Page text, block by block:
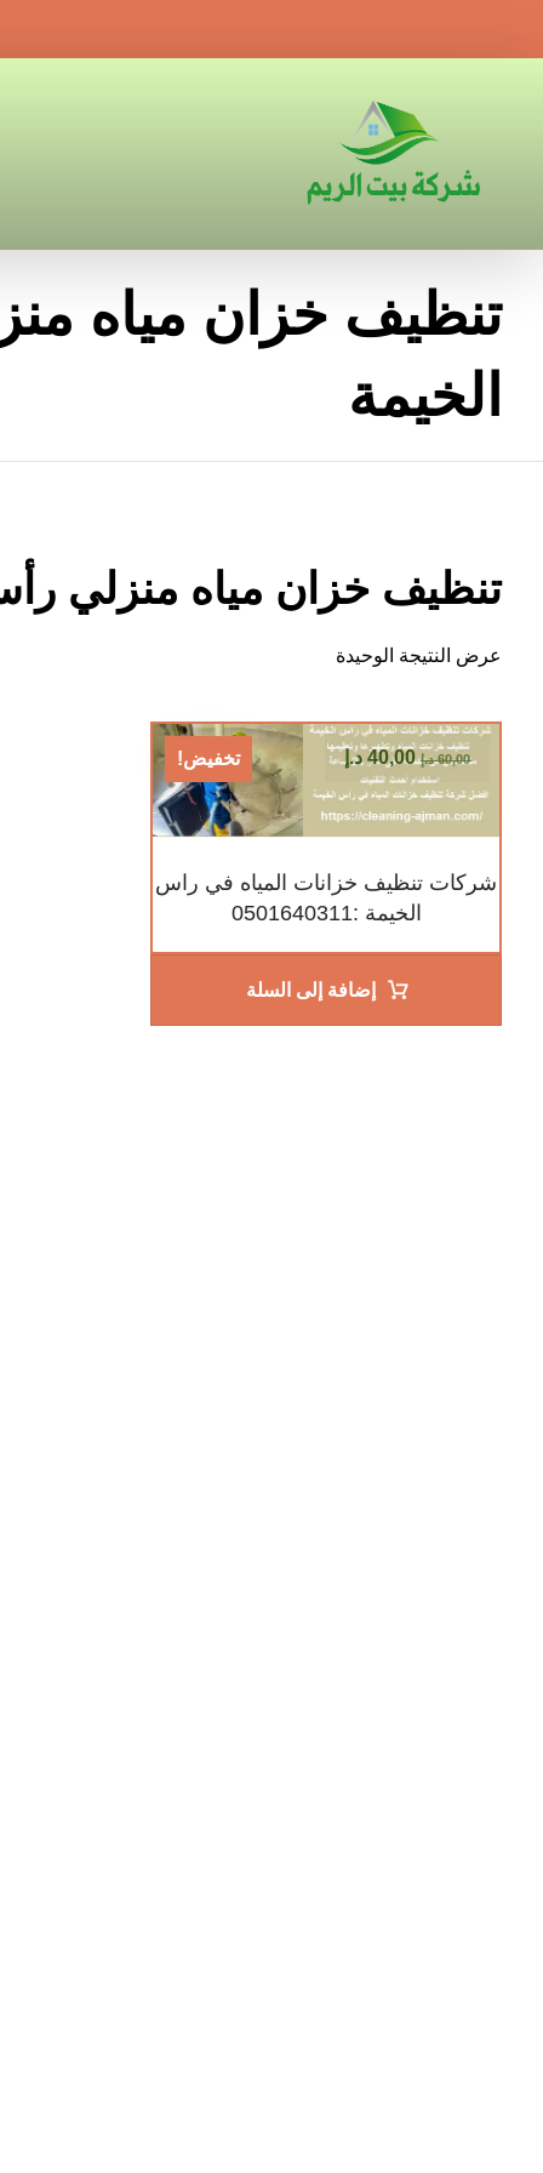
تنظيف خزان مياه
الخيمة
تنظيف خزان مياه منزلي
عرض النتيجة الوحيدة
تخفيض!
شركات تنظيف خزانات المياه في راس
الخيمة :0501640311
60,00 د.إ 40,00 د.إ
إضافة إلى السلة